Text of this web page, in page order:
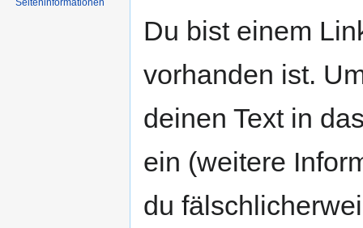
Navigation
Suche
Du bist einem
vorhanden ist.
deinen Text in
ein (weitere
du
Seiten­informationen